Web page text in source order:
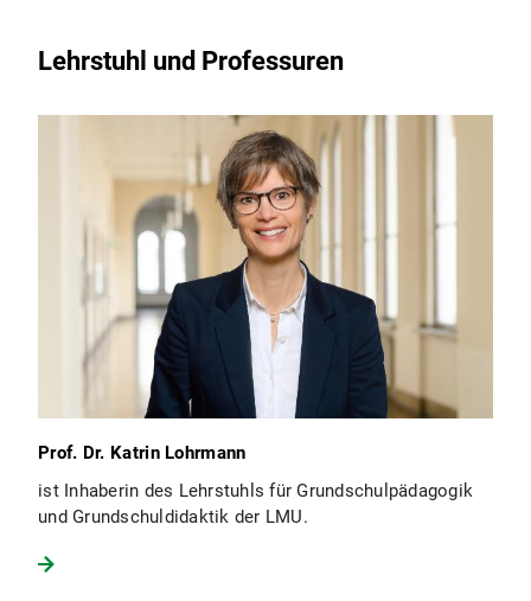
Lehrstuhl und Professuren
Prof. Dr. Katrin Lohrmann
ist Inhaberin des Lehrstuhls für Grundschulpädagogik
und Grundschuldidaktik der LMU.